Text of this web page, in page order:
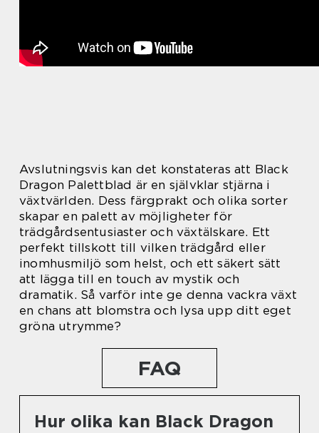
Avslutningsvis kan det konstateras att Black
Dragon Palettblad är en självklar stjärna i
växtvärlden. Dess färgprakt och olika sorter
skapar en palett av möjligheter för
trädgårdsentusiaster och växtälskare. Ett
perfekt tillskott till vilken trädgård eller
inomhusmiljö som helst, och ett säkert sätt
att lägga till en touch av mystik och
dramatik. Så varför inte ge denna vackra växt
en chans att blomstra och lysa upp ditt eget
gröna utrymme?
FAQ
Hur olika kan Black Dragon